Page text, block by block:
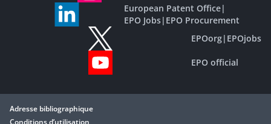
European Patent Office|
EPO Jobs| EPO Procurement
EPOorg| EPOjobs
EPO official
Adresse bibliographique
Conditions d’utilisation